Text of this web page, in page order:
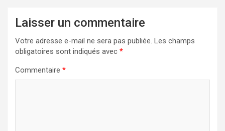
Laisser un commentaire
Votre adresse e-mail ne sera pas publiée. Les champs
obligatoires sont indiqués avec *
Commentaire *